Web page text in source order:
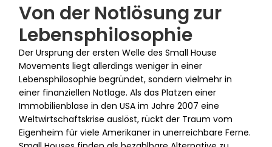
Von der Notlösung zur
Lebensphilosophie
Der Ursprung der ersten Welle des Small House
Movements liegt allerdings weniger in einer
Lebensphilosophie begründet, sondern vielmehr in
einer finanziellen Notlage. Als das Platzen einer
Immobilienblase in den USA im Jahre 2007 eine
Weltwirtschaftskrise auslöst, rückt der Traum vom
Eigenheim für viele Amerikaner in unerreichbare Ferne.